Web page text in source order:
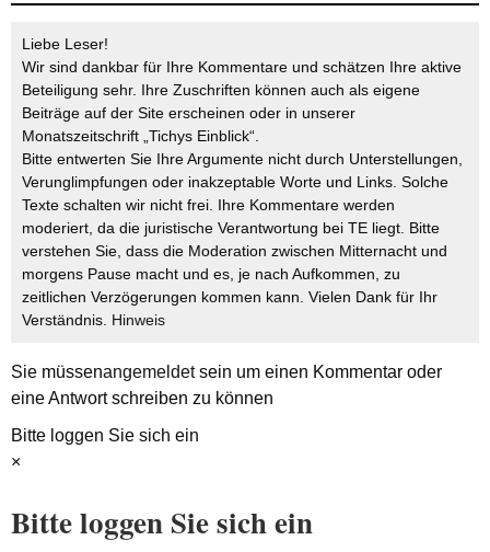
Liebe Leser!
Wir sind dankbar für Ihre Kommentare und schätzen Ihre aktive
Beteiligung sehr. Ihre Zuschriften können auch als eigene
Beiträge auf der Site erscheinen oder in unserer
Monatszeitschrift „Tichys Einblick“.
Bitte entwerten Sie Ihre Argumente nicht durch Unterstellungen,
Verunglimpfungen oder inakzeptable Worte und Links. Solche
Texte schalten wir nicht frei. Ihre Kommentare werden
moderiert, da die juristische Verantwortung bei TE liegt. Bitte
verstehen Sie, dass die Moderation zwischen Mitternacht und
morgens Pause macht und es, je nach Aufkommen, zu
zeitlichen Verzögerungen kommen kann. Vielen Dank für Ihr
Verständnis. Hinweis
Sie müssenangemeldetsein um einen Kommentar oder
eine Antwort schreiben zu können
Bitte loggen Sie sich ein
×
Bitte loggen Sie sich ein